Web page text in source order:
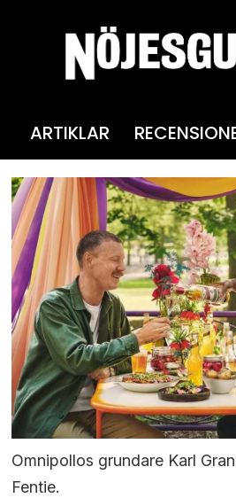
ARTIKLAR
Omnipollos grundare Karl
Fentie.